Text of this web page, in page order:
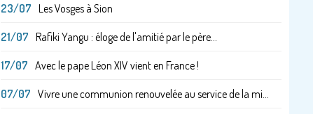
23/07 Les Vosges à Sion
21/07 Rafiki Yangu : éloge de l'amitié par le père...
17/07 Avec le pape Léon XIV vient en France !
07/07 Vivre une communion renouvelée au service de la mi...